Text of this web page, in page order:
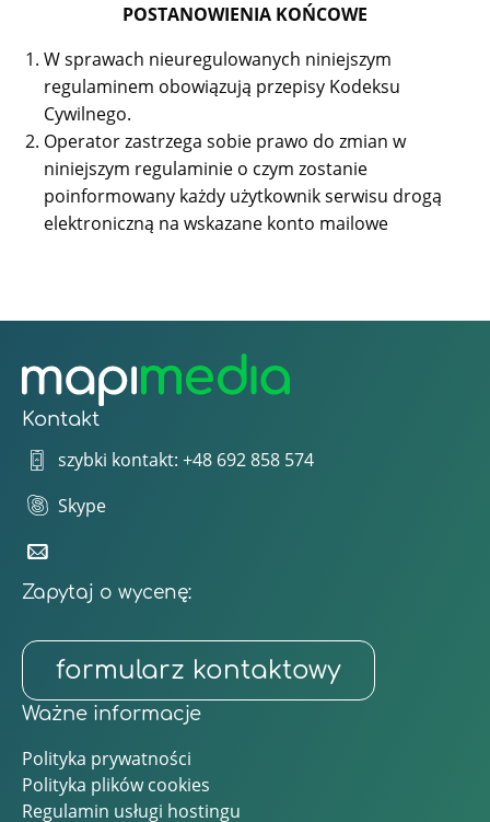
POSTANOWIENIA KOŃCOWE
W sprawach nieuregulowanych niniejszym
regulaminem obowiązują przepisy Kodeksu
Cywilnego.
Operator zastrzega sobie prawo do zmian w
niniejszym regulaminie o czym zostanie
poinformowany każdy użytkownik serwisu drogą
elektroniczną na wskazane konto mailowe
Kontakt
szybki kontakt: +48 692 858 574
Skype
Zapytaj o wycenę:
formularz kontaktowy
Ważne informacje
Polityka prywatności
Polityka plików cookies
Regulamin usługi hostingu